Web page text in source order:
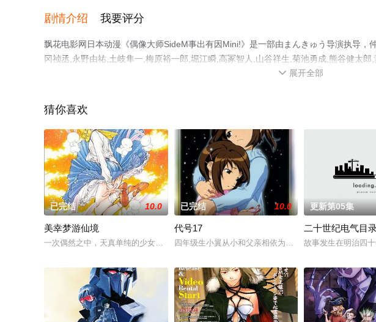
剧情介绍 我要评分
飘花电影网日本动漫《偶像大师SideM事出有因Mini!》是一部由まんきゅう导演执导，
冈祯丞,永野由祐,土岐隼一,梅原裕一郎,堀江瞬,高冢智人,山谷祥生,菊池勇成,熊谷健太
野上翔,千叶翔也,白井悠介,永冢拓马,渡边纮,益山武明,深町寿成,狩野翔,天崎滉平,等明
 展开全部
猜你喜欢
已完结 10.0
美幸梦游仙境
一次偶然之中，天真单纯的少女美幸（国府田真理子 配音）追随着一只匆匆忙忙的奇怪兔子
已完结 10.0
代号17
四年级生小翼从小和父亲相依为命，她生性害羞，一直
更新第05集
二十世纪电气目
故事发生在明治四